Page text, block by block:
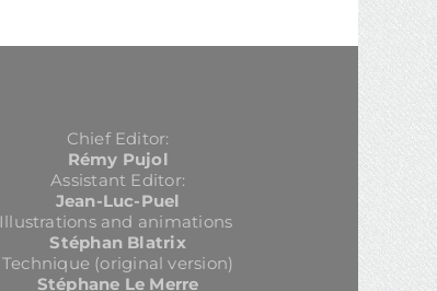
Chief Editor:
Rémy Pujol
Assistant Editor:
Jean-Luc-Puel
Illustrations and animations
Stéphan Blatrix
Technique (original version)
Stéphane Le Merre